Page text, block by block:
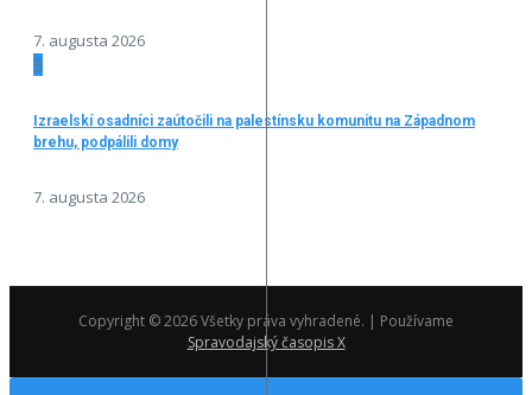
7. augusta 2026
3
Izraelskí osadníci zaútočili na palestínsku komunitu na Západnom
brehu, podpálili domy
7. augusta 2026
Copyright © 2026 Všetky práva vyhradené. | Používame
Spravodajský časopis X